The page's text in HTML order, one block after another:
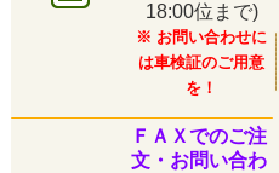
18:00位まで)
※ お問い合わせに
は車検証のご用意
を！
ＦＡＸでのご注
文・お問い合わ